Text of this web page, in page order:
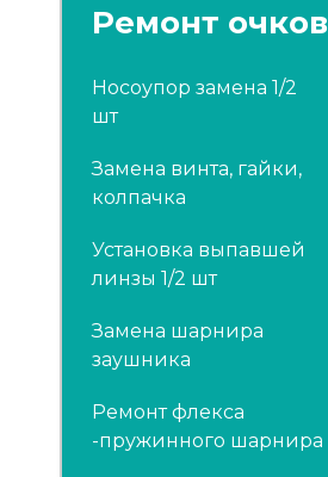
Ремонт очков
Носоупор замена 1/2
шт
Замена винта, гайки,
колпачка
Установка выпавшей
линзы 1/2 шт
Замена шарнира
заушника
Ремонт флекса
-пружинного шарнира